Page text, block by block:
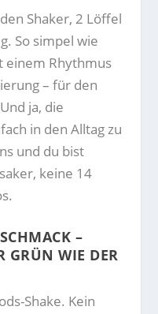
Shaker, 2 Löffel
So simpel wie
einem Rhythmus
– für den
ja, die
in den Alltag zu
und du bist
keine 14
–
GRÜN WIE DER
Shake. Kein